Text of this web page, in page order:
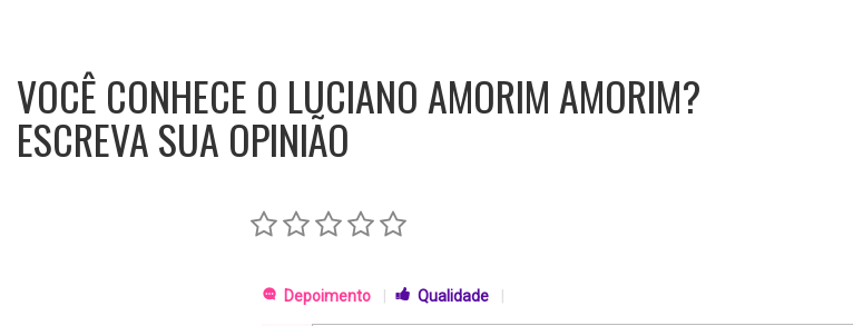
VOCÊ CONHECE O LUCIANO AMORIM AMORIM?
ESCREVA SUA OPINIÃO
Depoimento | Qualidade |